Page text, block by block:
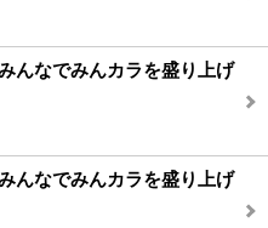
んなでみんカラを盛り上げ
んなでみんカラを盛り上げ